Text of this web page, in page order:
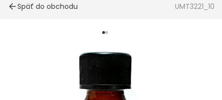
Späť do obchodu UMT3221_10